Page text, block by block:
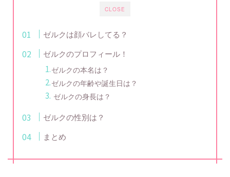
CLOSE
ゼルクは顔バレしてる？
ゼルクのプロフィール！
ゼルクの本名は？
ゼルクの年齢や誕生日は？
ゼルクの身長は？
ゼルクの性別は？
まとめ